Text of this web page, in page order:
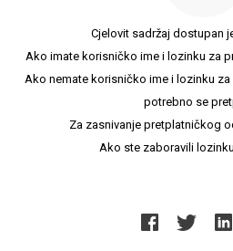
Cjelovit sadržaj dostupan
Ako imate korisničko ime i lozinku za
Ako nemate korisničko ime i lozinku
potrebno se
Za zasnivanje pretplatničkog
Ako ste zaboravili lozinku